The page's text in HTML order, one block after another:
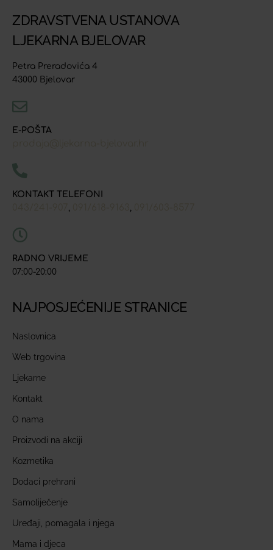
ZDRAVSTVENA USTANOVA
LJEKARNA BJELOVAR
Petra Preradovića 4
43000 Bjelovar
E-POŠTA
KONTAKT TELEFONI
, ,
RADNO VRIJEME
07:00-20:00
NAJPOSJEĆENIJE STRANICE
Naslovnica
Web trgovina
Ljekarne
Kontakt
O nama
Proizvodi na akciji
Kozmetika
Dodaci prehrani
Samoliječenje
Uređaji, pomagala i njega
Mama i djeca